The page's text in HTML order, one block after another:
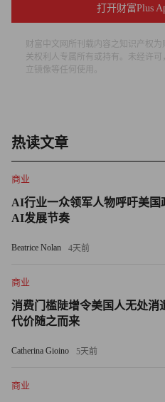
国500强公司使用，每天生成
很多人最初都是用户。他们就
告，在公司Discord服务器上
其他从社区中招募人才的公司
成推动增长的引擎，从用户群
“创业早期，我们发现有用户
Reddit上分享技巧，为其他用
播主管卡米尔·里基茨在博客
Figma也采取过类似策略，聘
达人，其中一些人还是该产品
“我们想邀请参加过内测并且喜
“有一天，我们在Twitter上发
打开财富Plus
财富中文网所刊载内容之知识产权
关权利人专属所有或持有。未经许
立镜像等任何使用。
热读文章
商业
AI行业一众领军人物呼吁美国
AI发展节奏
Beatrice Nolan 4天前
商业
消费门槛陡增令美国人无处消
代价随之而来
Catherina Gioino 5天前
商业